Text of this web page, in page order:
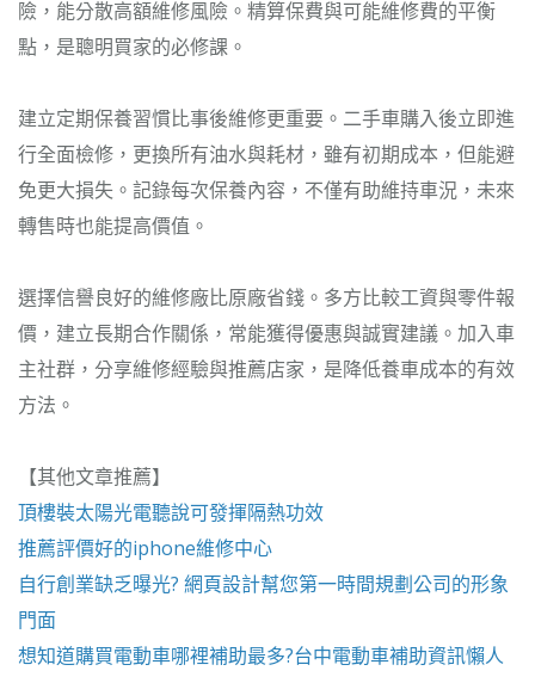
險，能分散高額維修風險。精算保費與可能維修費的平衡
點，是聰明買家的必修課。
建立定期保養習慣比事後維修更重要。二手車購入後立即進
行全面檢修，更換所有油水與耗材，雖有初期成本，但能避
免更大損失。記錄每次保養內容，不僅有助維持車況，未來
轉售時也能提高價值。
選擇信譽良好的維修廠比原廠省錢。多方比較工資與零件報
價，建立長期合作關係，常能獲得優惠與誠實建議。加入車
主社群，分享維修經驗與推薦店家，是降低養車成本的有效
方法。
【其他文章推薦】
頂樓裝太陽光電聽說可發揮隔熱功效
推薦評價好的iphone維修中心
自行創業缺乏曝光? 網頁設計幫您第一時間規劃公司的形象
門面
想知道購買電動車哪裡補助最多?台中電動車補助資訊懶人